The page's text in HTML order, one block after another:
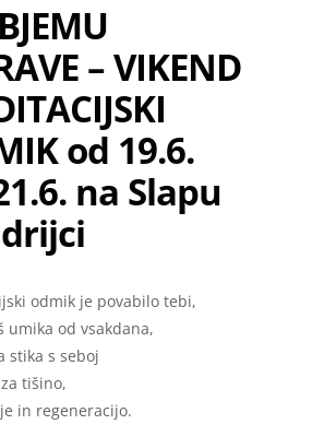
– VIKEND
od 19.6.
na Slapu
odmik je povabilo tebi,
umika od vsakdana,
stika s seboj
tišino,
in regeneracijo.